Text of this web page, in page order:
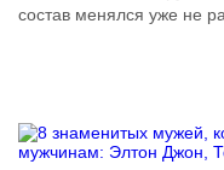
состав менялся уже не